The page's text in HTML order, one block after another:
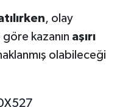
, olay
kazanın aşırı
olabileceği